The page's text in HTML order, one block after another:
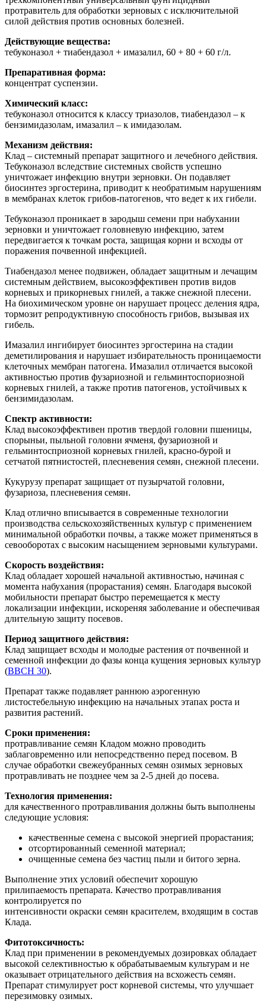
протравитель для обработки зерновых с исключительной
силой действия против основных болезней.
Действующие вещества:
тебуконазол + тиабендазол + имазалил, 60 + 80 + 60 г/л.
Препаративная форма:
концентрат суспензии.
Химический класс:
тебуконазол относится к классу триазолов, тиабендазол – к
бензимидазолам, имазалил – к имидазолам.
Механизм действия:
Клад – системный препарат защитного и лечебного действия.
Тебуконазол вследствие системных свойств успешно
уничтожает инфекцию внутри зерновки. Он подавляет
биосинтез эргостерина, приводит к необратимым нарушениям
в мембранах клеток грибов-патогенов, что ведет к их гибели.
Тебуконазол проникает в зародыш семени при набухании
зерновки и уничтожает головневую инфекцию, затем
передвигается к точкам роста, защищая корни и всходы от
поражения почвенной инфекцией.
Тиабендазол менее подвижен, обладает защитным и лечащим
системным действием, высокоэффективен против видов
корневых и прикорневых гнилей, а также снежной плесени.
На биохимическом уровне он нарушает процесс деления ядра,
тормозит репродуктивную способность грибов, вызывая их
гибель.
Имазалил ингибирует биосинтез эргостерина на стадии
деметилирования и нарушает избирательность проницаемости
клеточных мембран патогена. Имазалил отличается высокой
активностью против фузариозной и гельминтоспориозной
корневых гнилей, а также против патогенов, устойчивых к
бензимидазолам.
Спектр активности:
Клад высокоэффективен против твердой головни пшеницы,
спорыньи, пыльной головни ячменя, фузариозной и
гельминтосприозной корневых гнилей, красно-бурой и
сетчатой пятнистостей, плесневения семян, снежной плесени.
Кукурузу препарат защищает от пузырчатой головни,
фузариоза, плесневения семян.
Клад отлично вписывается в современные технологии
производства сельскохозяйственных культур с применением
минимальной обработки почвы, а также может применяться в
севооборотах с высоким насыщением зерновыми культурами.
Скорость воздействия:
Клад обладает хорошей начальной активностью, начиная с
момента набухания (прорастания) семян. Благодаря высокой
мобильности препарат быстро перемещается к месту
локализации инфекции, искореняя заболевание и обеспечивая
длительную защиту посевов.
Период защитного действия:
Клад защищает всходы и молодые растения от почвенной и
семенной инфекции до фазы конца кущения зерновых культур
(ВВСН 30).
Препарат также подавляет раннюю аэрогенную
листостебельную инфекцию на начальных этапах роста и
развития растений.
Сроки применения:
протравливание семян Кладом можно проводить
заблаговременно или непосредственно перед посевом. В
случае обработки свежеубранных семян озимых зерновых
протравливать не позднее чем за 2-5 дней до посева.
Технология применения:
для качественного протравливания должны быть выполнены
следующие условия:
качественные семена с высокой энергией прорастания;
отсортированный семенной материал;
очищенные семена без частиц пыли и битого зерна.
Выполнение этих условий обеспечит хорошую
прилипаемость препарата. Качество протравливания
контролируется по
интенсивности окраски семян красителем, входящим в состав
Клада.
Фитотоксичность:
Клад при применении в рекомендуемых дозировках обладает
высокой селективностью к обрабатываемым культурам и не
оказывает отрицательного действия на всхожесть семян.
Препарат стимулирует рост корневой системы, что улучшает
перезимовку озимых.